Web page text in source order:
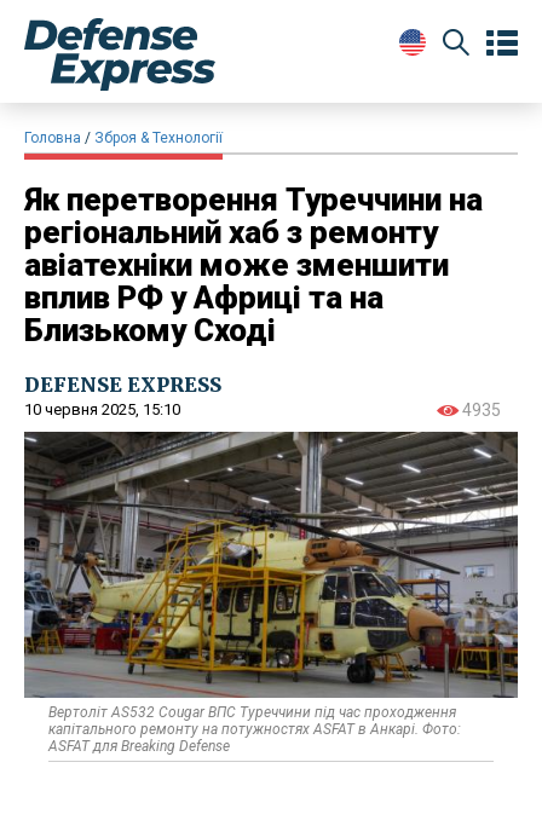
Головна Зброя & Технології
Як перетворення Туреччини на
регіональний хаб з ремонту
авіатехніки може зменшити
вплив РФ у Африці та на
Близькому Сході
DEFENSE EXPRESS
10 червня 2025, 15:10 4935
Вертоліт AS532 Cougar ВПС Туреччини під час проходження
капітального ремонту на потужностях ASFAT в Анкарі. Фото:
ASFAT для Breaking Defense